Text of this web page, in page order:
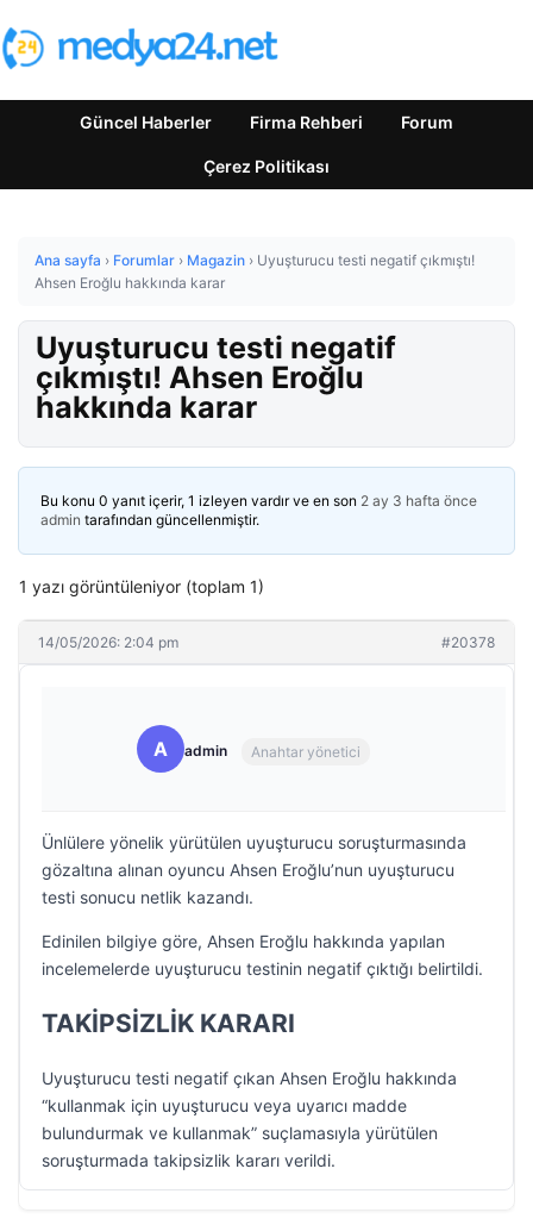
Güncel Haberler Firma Rehberi Forum
Çerez Politikası
Ana sayfa › Forumlar › Magazin › Uyuşturucu testi negatif çıkmıştı!
Ahsen Eroğlu hakkında karar
Uyuşturucu testi negatif
çıkmıştı! Ahsen Eroğlu
hakkında karar
Bu konu 0 yanıt içerir, 1 izleyen vardır ve en son 2 ay 3 hafta önce
admin tarafından güncellenmiştir.
1 yazı görüntüleniyor (toplam 1)
14/05/2026: 2:04 pm #20378
A admin Anahtar yönetici
Ünlülere yönelik yürütülen uyuşturucu soruşturmasında
gözaltına alınan oyuncu Ahsen Eroğlu’nun uyuşturucu
testi sonucu netlik kazandı.
Edinilen bilgiye göre, Ahsen Eroğlu hakkında yapılan
incelemelerde uyuşturucu testinin negatif çıktığı belirtildi.
TAKİPSİZLİK KARARI
Uyuşturucu testi negatif çıkan Ahsen Eroğlu hakkında
“kullanmak için uyuşturucu veya uyarıcı madde
bulundurmak ve kullanmak” suçlamasıyla yürütülen
soruşturmada takipsizlik kararı verildi.